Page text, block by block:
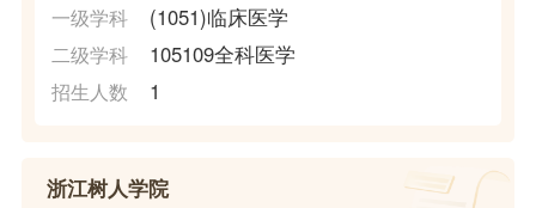
一级学科 (1051)临床医学
二级学科 105109全科医学
招生人数 1
浙江树人学院